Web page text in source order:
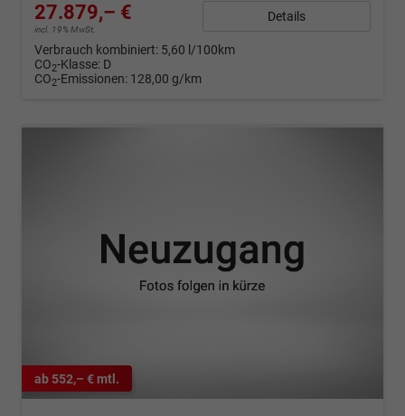
27.879,– €
incl. 19% MwSt.
Details
Verbrauch kombiniert: 5,60 l/100km
CO2-Klasse: D
CO2-Emissionen: 128,00 g/km
ab 552,– € mtl.